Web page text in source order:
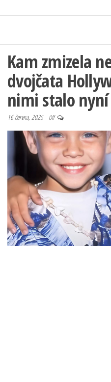
Kam zmizela
dvojčata
nimi stalo nyní
16 června, 2025 Off